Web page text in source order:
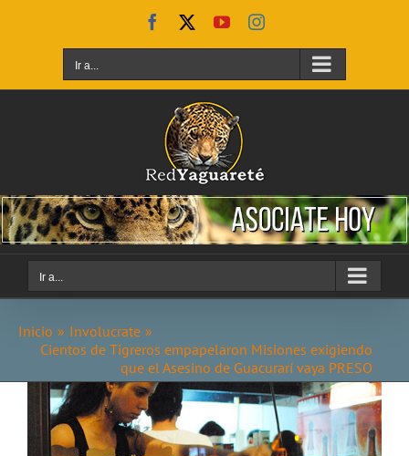
Facebook YouTubeInstagram
Ir a...
Ir a...
Inicio
Involucrate
Cientos de Tigreros empapelaron Misiones exigiendo
que el Asesino de Guacurarí vaya PRESO
imagen
más
grande